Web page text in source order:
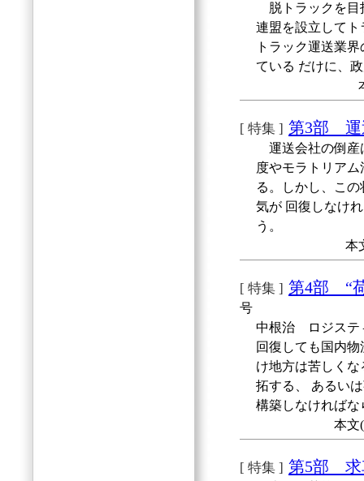
脱トラックを目
連盟を設立して
トラック運送業
ている だけに、
[ 特集 ] 第3部 運
運送会社の倒産
度やモラトリア
る。しかし、こ
気が 回復しなけ
う。
本
[ 特集 ] 第4部 “
号
中根治 ロジステ
回復しても国内
け地方は苦しく
拓する、 あるい
構築しなければ
本文
[ 特集 ] 第5部 求